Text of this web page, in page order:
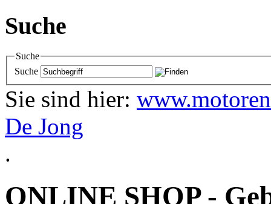
Suche
Suche
Suche
Sie sind hier:
De Jong
.
ONLINE SHOP -